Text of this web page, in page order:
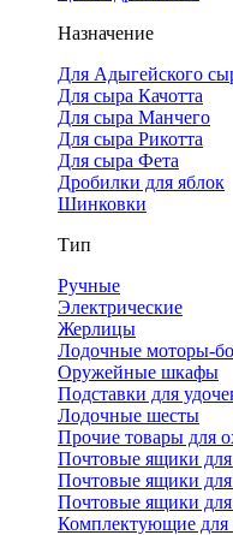
Назначение
Для Адыгейского
Для сыра Качотта
Для сыра Манчего
Для сыра Рикотта
Для сыра Фета
Дробилки для яблок
Шинковки
Тип
Ручные
Электрические
Жерлицы
Лодочные моторы-
Оружейные шкафы
Подставки для
Лодочные шесты
Прочие товары для
Почтовые ящики
Почтовые ящики для
Почтовые ящики для
Комплектующие для